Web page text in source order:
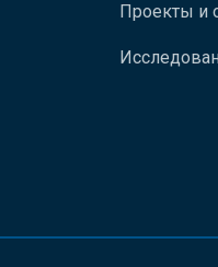
Проекты и